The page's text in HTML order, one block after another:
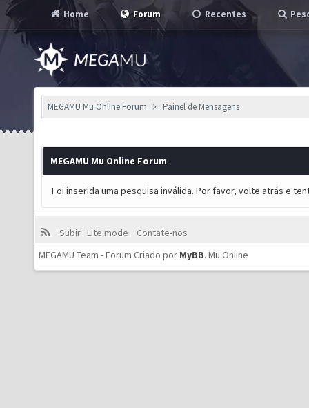
Home Forum Recentes
MEGAMU Mu Online Forum Painel de Mensagens
MEGAMU Mu Online Forum
Foi inserida uma pesquisa inválida. Por favor, volte atrás e
Subir Lite mode
Contate-nos
MEGAMU Team - Forum Criado por MyBB. Mu Online